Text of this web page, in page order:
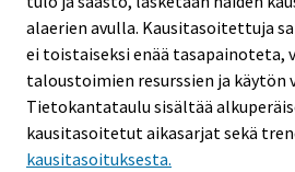
alaerien avulla. Kausitasoitettuja
ei toistaiseksi enää tasapainoteta,
taloustoimien resurssien ja käytön
Tietokantataulu sisältää
kausitasoitetut aikasarjat sekä
kausitasoituksesta.